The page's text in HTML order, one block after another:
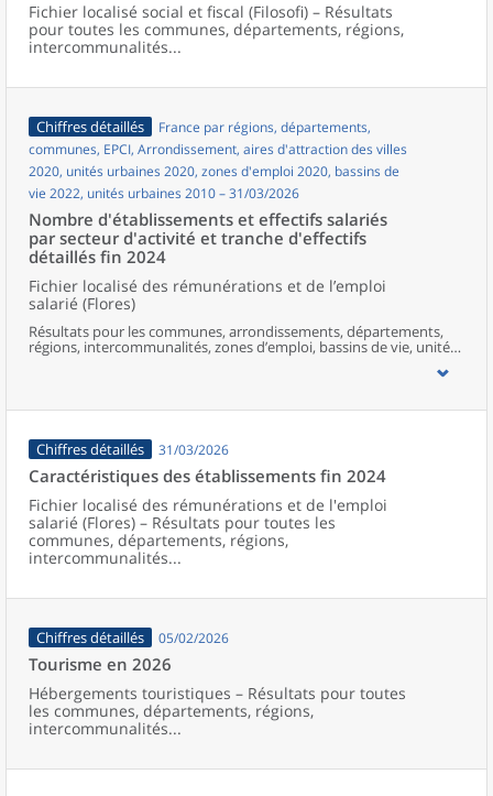
Fichier localisé social et fiscal (Filosofi) – Résultats
pour toutes les communes, départements, régions,
intercommunalités...
Chiffres détaillés
France par régions, départements,
communes, EPCI, Arrondissement, aires d'attraction des villes
2020, unités urbaines 2020, zones d'emploi 2020, bassins de
vie 2022, unités urbaines 2010 – 31/03/2026
Nombre d'établissements et effectifs salariés
par secteur d'activité et tranche d'effectifs
détaillés fin 2024
Fichier localisé des rémunérations et de l’emploi
salarié (Flores)
Résultats pour les communes, arrondissements, départements,
régions, intercommunalités, zones d’emploi, bassins de vie, unités
urbaines et aires d’attraction des villes de France.
Chiffres détaillés 31/03/2026
Caractéristiques des établissements fin 2024
Fichier localisé des rémunérations et de l'emploi
salarié (Flores) – Résultats pour toutes les
communes, départements, régions,
intercommunalités...
Chiffres détaillés 05/02/2026
Tourisme en 2026
Hébergements touristiques – Résultats pour toutes
les communes, départements, régions,
intercommunalités...